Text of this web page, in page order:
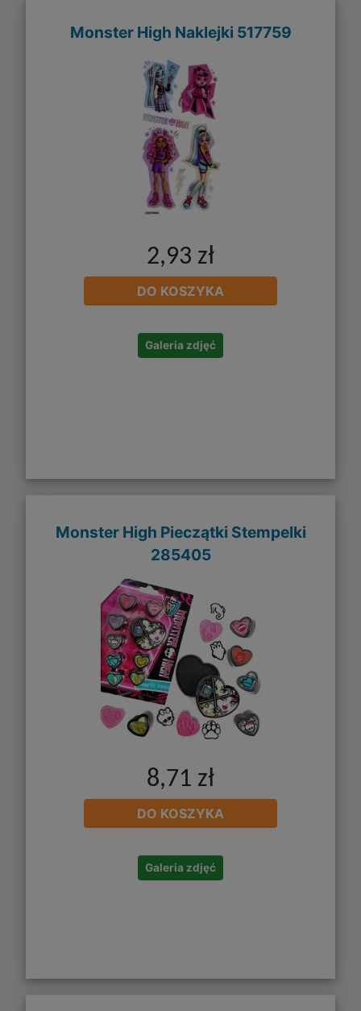
Monster High Naklejki 517759
2,93 zł
DO KOSZYKA
Galeria zdjęć
Monster High Pieczątki Stempelki
285405
8,71 zł
DO KOSZYKA
Galeria zdjęć